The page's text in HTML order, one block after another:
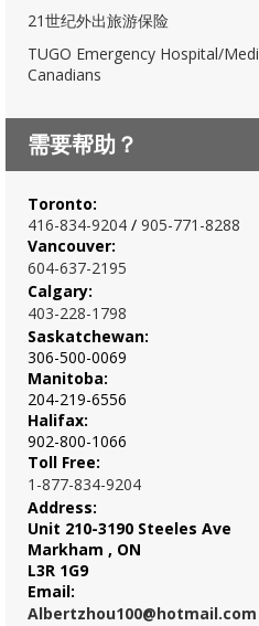
21世纪外出旅游保险
TUGO Emergency Hospital/
Canadians
需要帮助？
Toronto:
416-834-9204 / 905-771-8288
Vancouver:
604-637-2195
Calgary:
403-228-1798
Saskatchewan:
306-500-0069
Manitoba:
204-219-6556
Halifax:
902-800-1066
Toll Free:
1-877-834-9204
Address:
Unit 210-3190 Steeles Ave
Markham , ON
L3R 1G9
Email:
Albertzhou100@hotmail.com